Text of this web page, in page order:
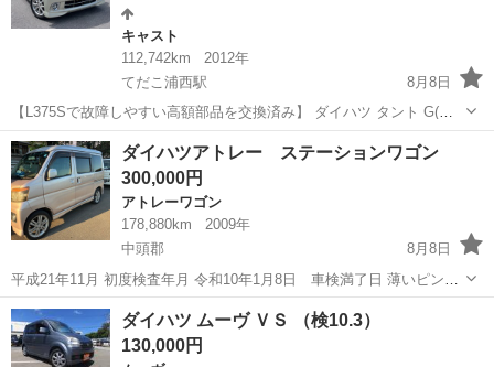
キャスト
112,742km
2012年
てだこ浦西駅
8月8日
【L375Sで故障しやすい高額部品を交換済み】 ダイハツ タント G(最
上級グレード) 平成24年式 エアコン・オルタネーター・ウォーターポ
ンプ・シフトブッシュ交換・スマートキー追加登録など、一般的に整
備工場で修理すると約3...
沖縄 中頭郡 てだこ浦西駅
ダイハツアトレー ステーションワゴン
300,000円
アトレーワゴン
178,880km
2009年
中頭郡
8月8日
平成21年11月 初度検査年月 令和10年1月8日 車検満了日 薄いピンク
色 毎日 活用してましたが、、 エアコン ガス漏れ ある為 暑いの
で、、 車検満了まで もったいなくて 自分で修理して乗り続ける方
現車確認 読谷...
沖縄 中頭郡 アトレーワゴン
ダイハツ ムーヴ ＶＳ （検10.3）
130,000円